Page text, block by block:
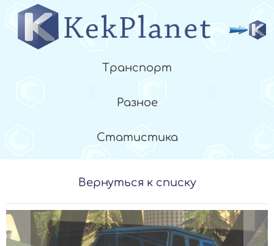
Транспорт
Разное
Статистика
Вернуться к списку